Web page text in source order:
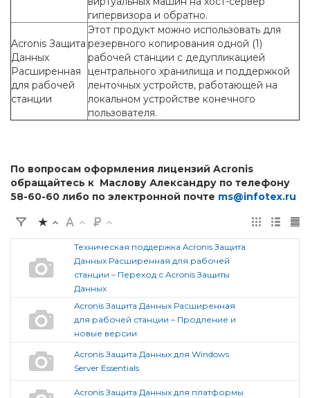
гипервизора и обратно.
Acronis Защита
Данных
Расширенная
для рабочей
станции
Этот продукт можно использовать для
резервного копирования одной (1)
рабочей станции с дедупликацией
центрального хранилища и поддержкой
ленточных устройств, работающей на
локальном устройстве конечного
пользователя.
По вопросам оформления лицензий Acronis
обращайтесь к Маслову Александру по телефону
58-60-60 либо по электронной почте ms@infotex.ru
Техническая поддержка Acronis Защита
Данных Расширенная для рабочей
станции – Переход с Acronis Защиты
Данных
Acronis Защита Данных Расширенная
для рабочей станции – Продление и
новые версии
Acronis Защита Данных для Windows
Server Essentials
Acronis Защита Данных для платформы